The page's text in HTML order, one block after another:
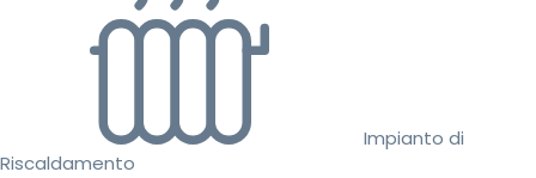
Impianto di
Riscaldamento